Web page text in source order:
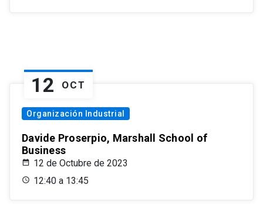
12 OCT
Organización Industrial
Davide Proserpio, Marshall School of
Business
12 de Octubre de 2023
12:40 a 13:45